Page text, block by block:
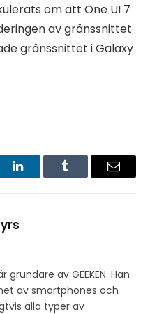
om att One UI 7
av gränssnittet
gränssnittet i Galaxy
LinkedInTumblr Email
grundare av GEEKEN. Han
av smartphones och
alla typer av